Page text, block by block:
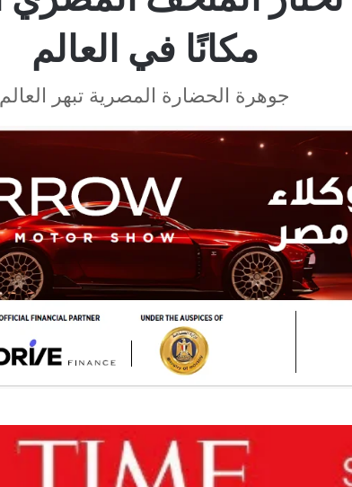
مكانًا في العالم
جوهرة الحضارة المصرية تبهر العالم